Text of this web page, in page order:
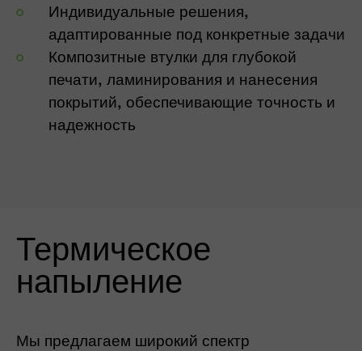
Индивидуальные решения,
адаптированные под конкретные задачи
Композитные втулки для глубокой
печати, ламинирования и нанесения
покрытий, обеспечивающие точность и
надежность
Термическое
напыление
Мы предлагаем широкий спектр